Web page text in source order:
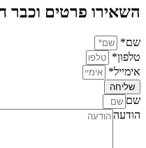
השאירו פרטים וכבר
שם*
טלפון*
אימייל*
שליחה
שם
הודעה